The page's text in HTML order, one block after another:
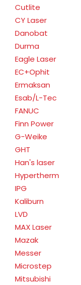
Cutlite
CY Laser
Danobat
Durma
Eagle Laser
EC+Ophit
Ermaksan
Esab/L-Tec
FANUC
Finn Power
G-Weike
GHT
Han's laser
Hypertherm
IPG
Kaliburn
LVD
MAX Laser
Mazak
Messer
Microstep
Mitsubishi